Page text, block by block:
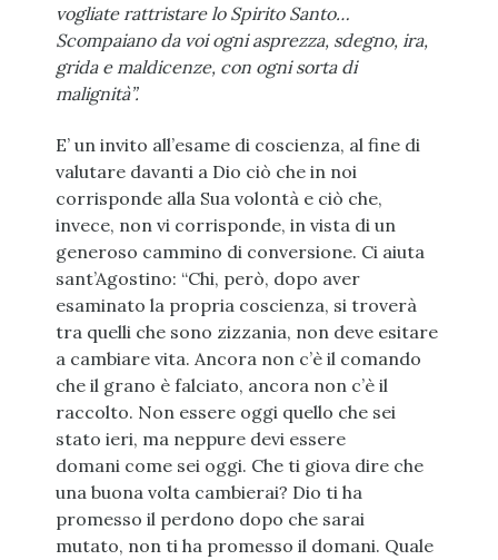
vogliate rattristare lo Spirito Santo…
Scompaiano da voi ogni asprezza, sdegno, ira,
grida e maldicenze, con ogni sorta di
malignità”.
E’ un invito all’esame di coscienza, al fine di
valutare davanti a Dio ciò che in noi
corrisponde alla Sua volontà e ciò che,
invece, non vi corrisponde, in vista di un
generoso cammino di conversione. Ci aiuta
sant’Agostino: “Chi, però, dopo aver
esaminato la propria coscienza, si troverà
tra quelli che sono zizzania, non deve esitare
a cambiare vita. Ancora non c’è il comando
che il grano è falciato, ancora non c’è il
raccolto. Non essere oggi quello che sei
stato ieri, ma neppure devi essere
domani come sei oggi. Che ti giova dire che
una buona volta cambierai? Dio ti ha
promesso il perdono dopo che sarai
mutato, non ti ha promesso il domani. Quale